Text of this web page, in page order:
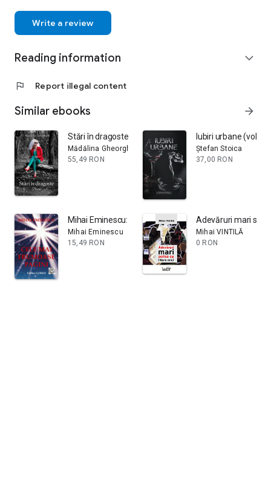
Write a review
Reading information expand_more
flag Report illegal content
Similar ebooks arrow_forward
Stări în dragoste
Mădălina Gheorghe
55,49 RON
Iubiri urbane
Ștefan Stoica
37,00 RON
Mihai Eminescu: Cele mai frumoase pagini: Cele mai
Mihai Eminescu
15,49 RON
Adevăruri mari
Mihai VINTILĂ
0 RON